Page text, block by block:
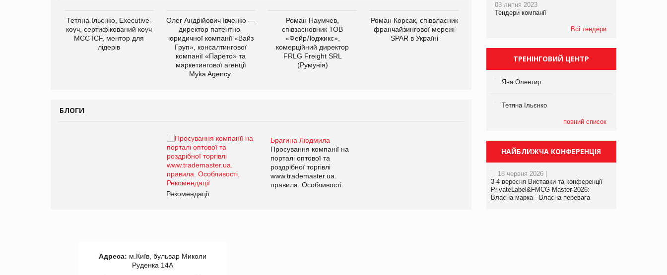
Тетяна Ільєнко, Executive-
коуч, сертифікований коуч
МСС ICF, ментор для
лідерів
Олег Андрійович Івченко —
директор патентно-
юридичної компанії «Вайз
Груп», консалтингової
компанії «Парето» та
маркетингової агенції
Myka Agency.
Роман Наумчев,
співзасновник ТОВ
«ФейрЛоджикс»,
комерційний директор
FRLG Freight SRL
(Румунія)
Роман Корсак, співвласник
франчайзингової мережі
SPAR в Україні
виробництва
компанії «УкраМарин»
БЛОГИ
Брагина Людмила
Просування компанії на
порталі оптової та
роздрібної торгівлі
www.trademaster.ua.
правила. Особливості.
Рекомендації
Брагина Людмила
Просування компанії на
www.trademaster.ua.
правила. Особливості.
03 липня 2023
Тендери компанії
Всі тендери
ТРЕНІНГОВИЙ ЦЕНТР
Яна Олентир
Тетяна Ільєнко
повний список
НАЙБЛИЖЧА КОНФЕРЕНЦІЯ
18 червня 2026 |
3-4 вересня Виставки та конференції
PrivateLabel&FMCG Master-2026:
Власна марка - Власна перевага
Адреса: м.Київ, бульвар Миколи
Руденка 14А